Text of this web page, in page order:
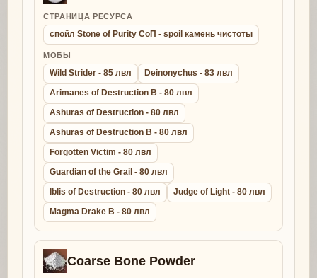
СТРАНИЦА РЕСУРСА
спойл Stone of Purity СоП - spoil камень чистоты
МОБЫ
Wild Strider - 85 лвл
Deinonychus - 83 лвл
Arimanes of Destruction B - 80 лвл
Ashuras of Destruction - 80 лвл
Ashuras of Destruction B - 80 лвл
Forgotten Victim - 80 лвл
Guardian of the Grail - 80 лвл
Iblis of Destruction - 80 лвл
Judge of Light - 80 лвл
Magma Drake B - 80 лвл
Coarse Bone Powder